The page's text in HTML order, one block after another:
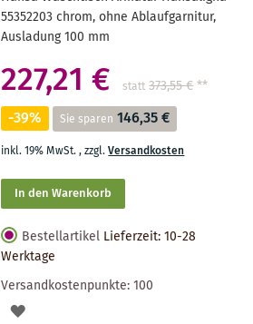
55352203 chrom, ohne Ablaufgarnitur,
Ausladung 100 mm
227,21 € statt 373,55 €**
-39% Sie sparen 146,35 €
inkl. 19% MwSt.,zzgl.Versandkosten
In den Warenkorb
Bestellartikel Lieferzeit: 10-28
Werktage
Versandkostenpunkte:100
AUF